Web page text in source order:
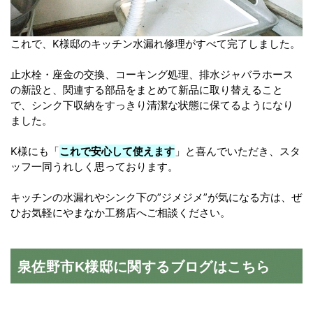
これで、K様邸のキッチン水漏れ修理がすべて完了しました。
止水栓・座金の交換、コーキング処理、排水ジャバラホース
の新設と、関連する部品をまとめて新品に取り替えること
で、シンク下収納をすっきり清潔な状態に保てるようになり
ました。
K様にも「これで安心して使えます 」と喜んでいただき、スタ
ッフ一同うれしく思っております。
キッチンの水漏れやシンク下の”ジメジメ”が気になる方は、ぜ
ひお気軽にやまなか工務店へご相談ください。
泉佐野市K様邸に関するブログはこちら